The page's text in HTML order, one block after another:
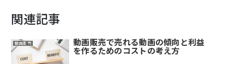
関連記事
動画販売 動画販売で売れる動画の傾向と利益
を作るためのコストの考え方